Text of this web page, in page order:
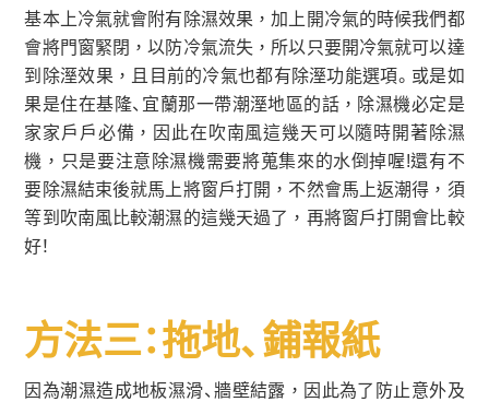
基本上冷氣就會附有除濕效果，加上開冷氣的時候我們都
會將門窗緊閉，以防冷氣流失，所以只要開冷氣就可以達
到除溼效果，且目前的冷氣也都有除溼功能選項。或是如
果是住在基隆、宜蘭那一帶潮溼地區的話，除濕機必定是
家家戶戶必備，因此在吹南風這幾天可以隨時開著除濕
機，只是要注意除濕機需要將蒐集來的水倒掉喔!還有不
要除濕結束後就馬上將窗戶打開，不然會馬上返潮得，須
等到吹南風比較潮濕的這幾天過了，再將窗戶打開會比較
好！
方法三：拖地、鋪報紙
因為潮濕造成地板濕滑、牆壁結露，因此為了防止意外及